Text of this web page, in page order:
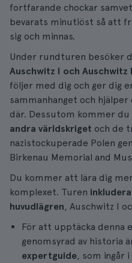
fortfarande chockar
bevarats minutiöst så att
sig och minnas.
Under rundturen besöker
Auschwitz I och Auschwitz
följer med dig och ger dig
sammanhanget och
där. Dessutom kommer
andra världskriget och de
nazistockuperade Polen
Birkenau Memorial and
Du kommer att lära dig
komplexet. Turen
huvudlägren, Auschwitz I
För att upptäcka denna
genomsyrad av historia
expertguide, som ingår